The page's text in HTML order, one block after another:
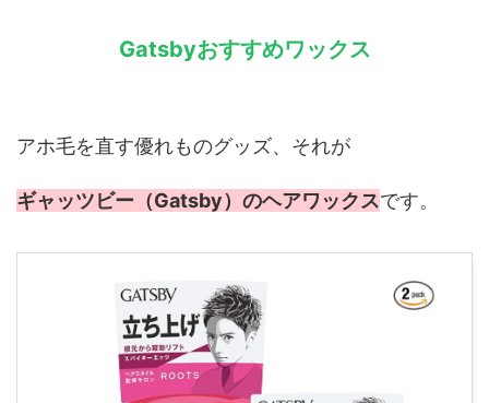
Gatsbyおすすめワックス
アホ毛を直す優れものグッズ、それが
ギャッツビー（Gatsby）のヘアワックスです。